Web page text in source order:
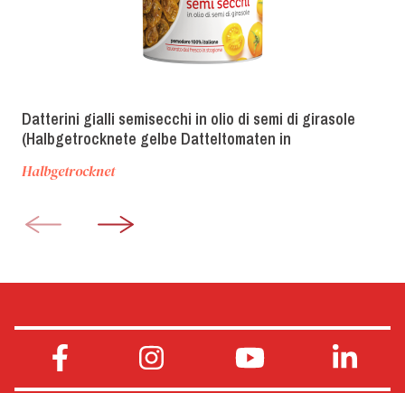
Datterini gialli semisecchi in olio di semi di girasole
(Halbgetrocknete gelbe Datteltomaten in
Halbgetrocknet